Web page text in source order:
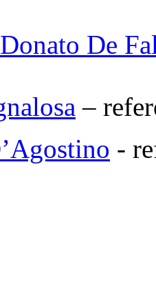
De
–
-